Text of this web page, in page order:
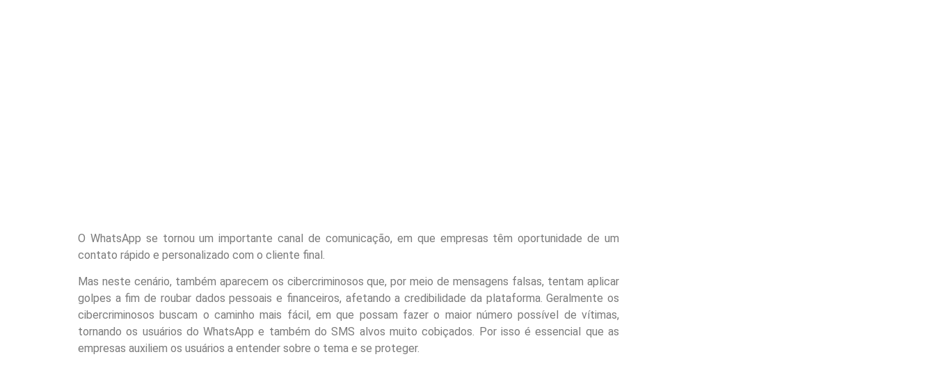
O WhatsApp se tornou um importante canal de comunicação, em que empresas têm oportunidade de um
contato rápido e personalizado com o cliente final.
Mas neste cenário, também aparecem os cibercriminosos que, por meio de mensagens falsas, tentam aplicar
golpes a fim de roubar dados pessoais e financeiros, afetando a credibilidade da plataforma. Geralmente os
cibercriminosos buscam o caminho mais fácil, em que possam fazer o maior número possível de vítimas,
tornando os usuários do WhatsApp e também do SMS alvos muito cobiçados. Por isso é essencial que as
empresas auxiliem os usuários a entender sobre o tema e se proteger.